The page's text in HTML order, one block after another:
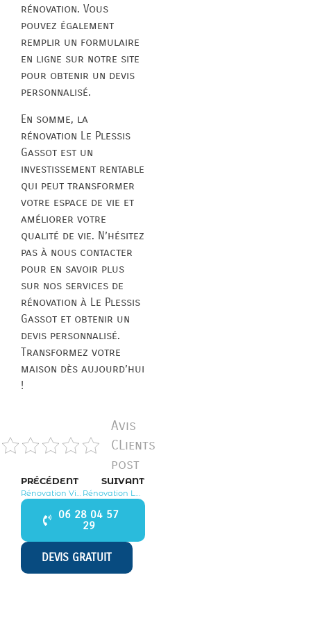
rénovation. Vous
pouvez également
remplir un formulaire
en ligne sur notre site
pour obtenir un devis
personnalisé.
En somme, la
rénovation Le Plessis
Gassot est un
investissement rentable
qui peut transformer
votre espace de vie et
améliorer votre
qualité de vie. N’hésitez
pas à nous contacter
pour en savoir plus
sur nos services de
rénovation à Le Plessis
Gassot et obtenir un
devis personnalisé.
Transformez votre
maison dès aujourd’hui
!
Avis
CLients
post
PRÉCÉDENT SUIVANT
06 28 04 57
29
DEVIS GRATUIT